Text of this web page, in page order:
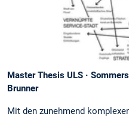
Master Thesis ULS ·
Brunner
Mit den zunehmend